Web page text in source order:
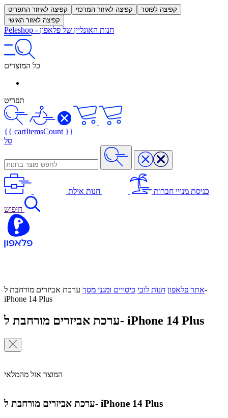
קפיצה לאיזור התפריט קפיצה לאיזור המרכזי
קפיצה לפוטר
קפיצה לאזור האישי
Peleshop - חנות האונליין של פלאפון
כל המוצרים
תפריט
{{ cartItemsCount }}
סל
כניסת מנויי חברות חנות אילת
חיפוש
אתר פלאפון חנות לובי כיסויים ומגני מסך ערכת אביזרים מורחבת ל-
iPhone 14 Plus
ערכת אביזרים מורחבת ל- iPhone 14 Plus
המוצר אזל מהמלאי
ערכת אביזרים מורחבת ל- iPhone 14 Plus